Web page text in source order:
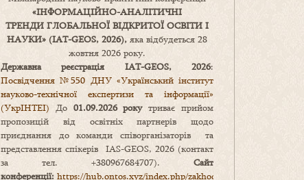
«ІНФОРМАЦІЙНО-АНАЛІТИЧНІ
ТРЕНДИ ГЛОБАЛЬНОЇ ВІДКРИТОЇ ОСВІТИ І
НАУКИ» (IAT-GEOS, 2026), яка відбудеться 28
жовтня 2026 року.
Державна реєстрація IAT-GEOS, 2026:
Посвідчення №550 ДНУ «Український інститут
науково-технічної експертизи та інформації»
(УкрІНТЕІ) До 01.09.2026 рокутриває прийом
пропозицій від освітніх партнерів щодо
приєднання до команди співорганізаторів та
представлення спікерів IAS-GEOS, 2026 (контакт
за тел. +380967684707). Сайт
конференції: https://hub.ontos.xyz/index.php/zakhody-